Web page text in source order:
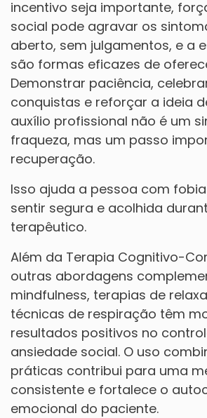
incentivo seja importante,
social pode agravar os
aberto, sem julgamentos, e a
são formas eficazes de
Demonstrar paciência,
conquistas e reforçar a ideia
auxílio profissional não é um
fraqueza, mas um passo
recuperação.
Isso ajuda a pessoa com
sentir segura e acolhida
terapêutico.
Além da Terapia Cognitivo-
outras abordagens
mindfulness, terapias de
técnicas de respiração têm
resultados positivos no
ansiedade social. O uso
práticas contribui para uma
consistente e fortalece o
emocional do paciente.